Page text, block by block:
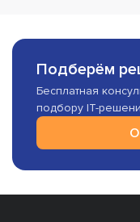
Подберём
Бесплатная
подбору IT-